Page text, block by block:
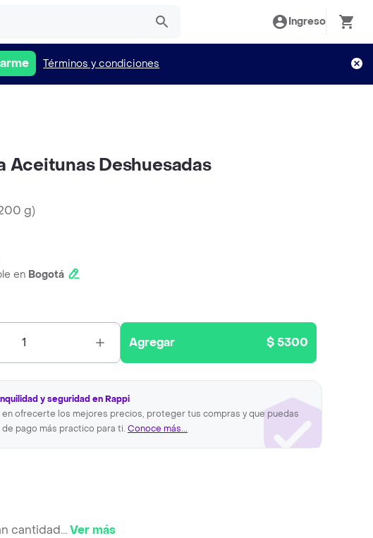
Ingreso
Términos y condiciones
Aceitunas Deshuesadas
g)
en Bogotá
1 Agregar $ 5300
y seguridad en Rappi
en ofrecerte los mejores precios, proteger tus compras y que puedas
pago más practico para ti. Conoce más...
cantidad...Ver más